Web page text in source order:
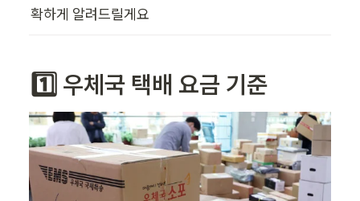
확하게 알려드릴게요
1️⃣ 우체국 택배 요금 기준